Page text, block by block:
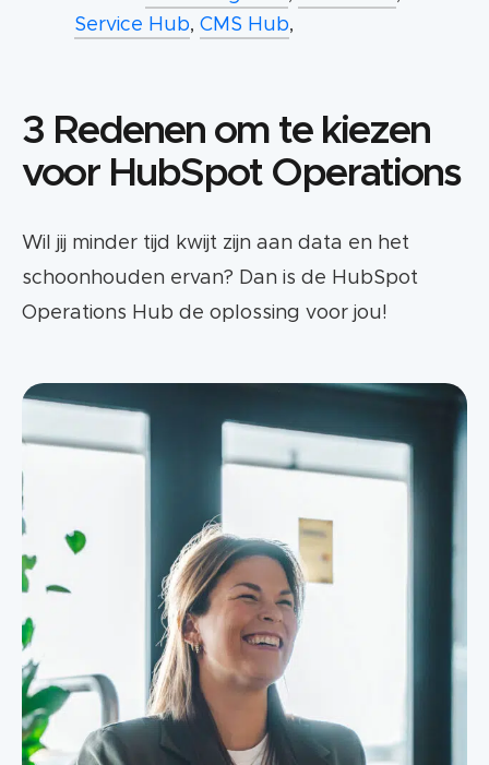
Service Hub, CMS Hub,
3 Redenen om te kiezen
voor HubSpot Operations
Wil jij minder tijd kwijt zijn aan data en het
schoonhouden ervan? Dan is de HubSpot
Operations Hub de oplossing voor jou!